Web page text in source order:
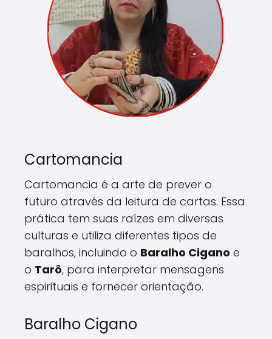
Cartomancia
Cartomancia é a arte de prever o
futuro através da leitura de cartas. Essa
prática tem suas raízes em diversas
culturas e utiliza diferentes tipos de
baralhos, incluindo o Baralho Cigano e
o Tarô, para interpretar mensagens
espirituais e fornecer orientação.
Baralho Cigano